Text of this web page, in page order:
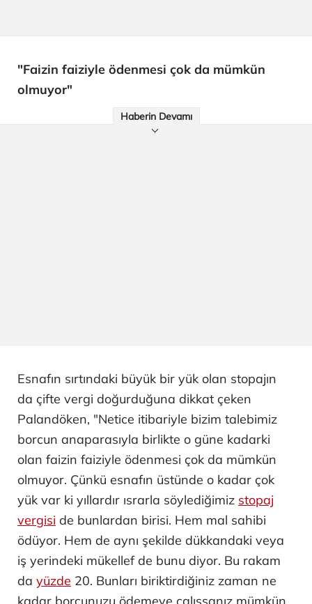
"Faizin faiziyle ödenmesi çok da mümkün
olmuyor"
Haberin Devamı
Esnafın sırtındaki büyük bir yük olan stopajın
da çifte vergi doğurduğuna dikkat çeken
Palandöken, "Netice itibariyle bizim talebimiz
borcun anaparasıyla birlikte o güne kadarki
olan faizin faiziyle ödenmesi çok da mümkün
olmuyor. Çünkü esnafın üstünde o kadar çok
yük var ki yıllardır ısrarla söylediğimiz stopaj
vergisi de bunlardan birisi. Hem mal sahibi
ödüyor. Hem de aynı şekilde dükkandaki veya
iş yerindeki mükellef de bunu diyor. Bu rakam
da yüzde 20. Bunları biriktirdiğiniz zaman ne